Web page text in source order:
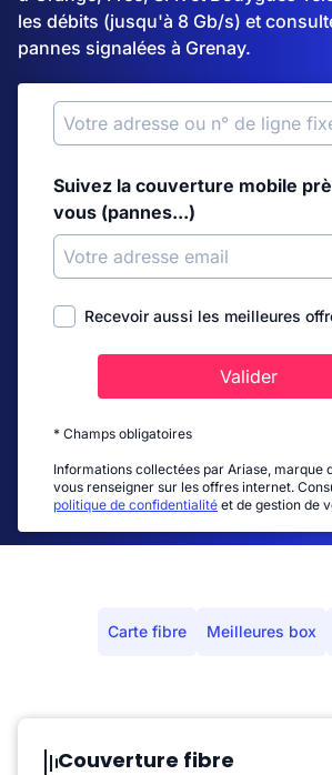
les débits (jusqu'à 8 Gb/s) et
pannes signalées à Grenay.
Suivez la couverture mobile
vous (pannes...)
Recevoir aussi les meilleures
Valider
* Champs obligatoires
Informations collectées par Ariase, marque
vous renseigner sur les offres internet.
politique de confidentialité et de gestion de
Carte fibre Meilleures box
Couverture fibre